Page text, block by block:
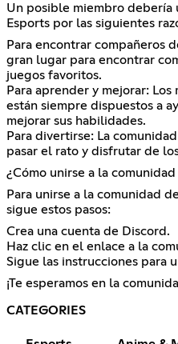
Un posible miembro debería
Esports por las siguientes
Para encontrar compañeros
gran lugar para encontrar
juegos favoritos.
Para aprender y mejorar:
están siempre dispuestos a
mejorar sus habilidades.
Para divertirse: La
pasar el rato y disfrutar de
¿Cómo unirse a la
Para unirse a la comunidad
sigue estos pasos:
Crea una cuenta de Discord.
Haz clic en el enlace a la
Sigue las instrucciones para
¡Te esperamos en la
CATEGORIES